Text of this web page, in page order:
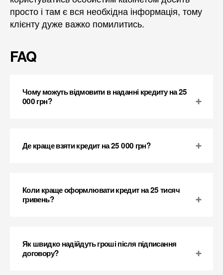
просто і там є вся необхідна інформація, тому
клієнту дуже важко помилитись.
FAQ
Чому можуть відмовити в наданні кредиту на 25
000 грн?
Де краще взяти кредит на 25 000 грн?
Коли краще оформлювати кредит на 25 тисяч
гривень?
Як швидко надійдуть гроші після підписання
договору?